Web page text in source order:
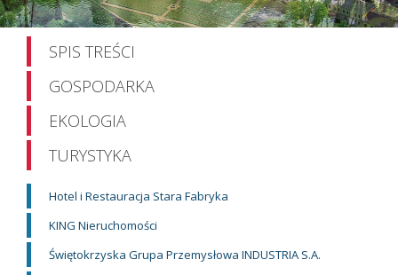
SPIS TREŚCI
GOSPODARKA
EKOLOGIA
TURYSTYKA
Hotel i Restauracja Stara Fabryka
KING Nieruchomości
Świętokrzyska Grupa Przemysłowa INDUSTRIA S.A.